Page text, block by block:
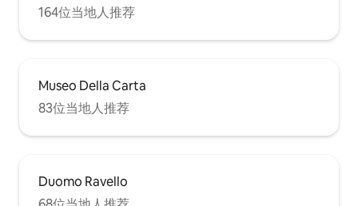
164位当地人推荐
Museo Della Carta
83位当地人推荐
Duomo Ravello